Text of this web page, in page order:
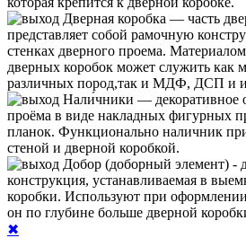
Дверная коробка — часть
представляет собой рамочную
стенках дверного проема.
дверных коробок может служить как
различных пород,так и МДФ, ДСП и
Нали́чники — декоративное
проёма в виде накладных фигурных
планок. Функционально наличник
стеной и дверной коробкой.
Добор (доборный элемент) -
конструкция, устанавливаемая в
коробки. Используют при
он по глубине больше дверной
✖